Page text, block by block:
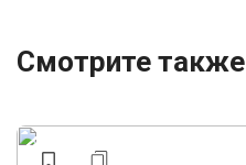
Смотрите также